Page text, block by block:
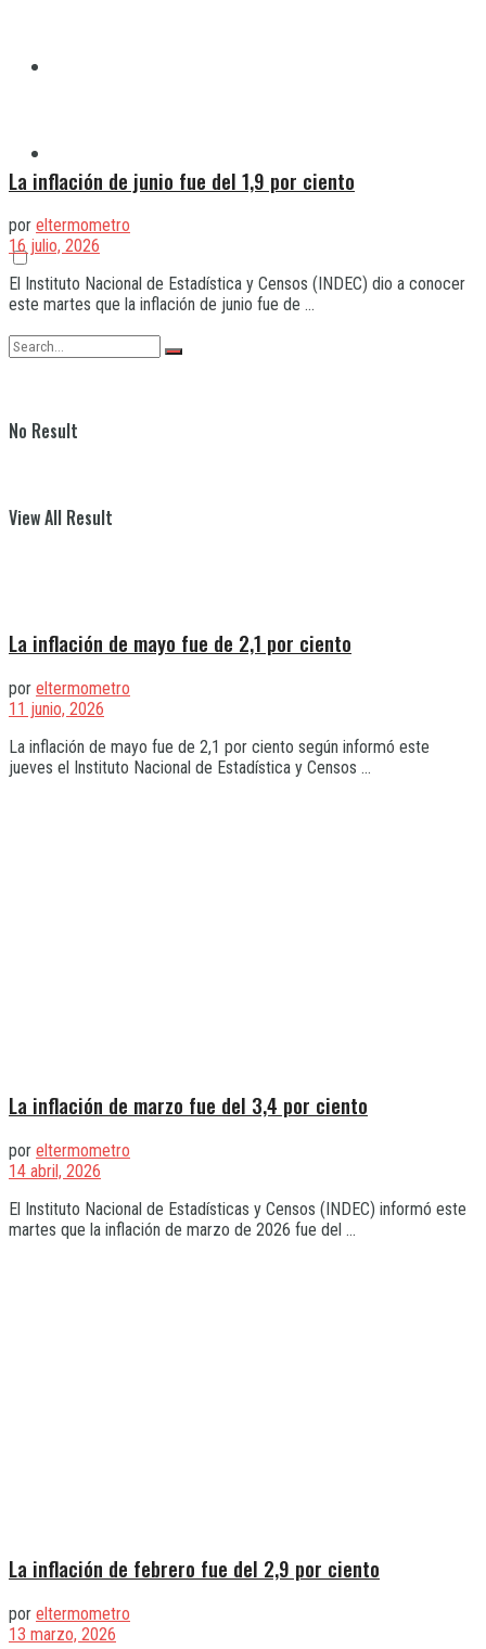
No Result
View All Result
La inflación de junio fue del 1,9 por ciento
por eltermometro
16 julio, 2026
El Instituto Nacional de Estadística y Censos (INDEC) dio a conocer
este martes que la inflación de junio fue de ...
La inflación de mayo fue de 2,1 por ciento
por eltermometro
11 junio, 2026
La inflación de mayo fue de 2,1 por ciento según informó este
jueves el Instituto Nacional de Estadística y Censos ...
La inflación de marzo fue del 3,4 por ciento
por eltermometro
14 abril, 2026
El Instituto Nacional de Estadísticas y Censos (INDEC) informó este
martes que la inflación de marzo de 2026 fue del ...
La inflación de febrero fue del 2,9 por ciento
por eltermometro
13 marzo, 2026